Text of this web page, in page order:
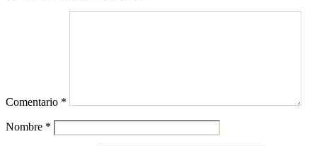
Comentario *
Nombre *